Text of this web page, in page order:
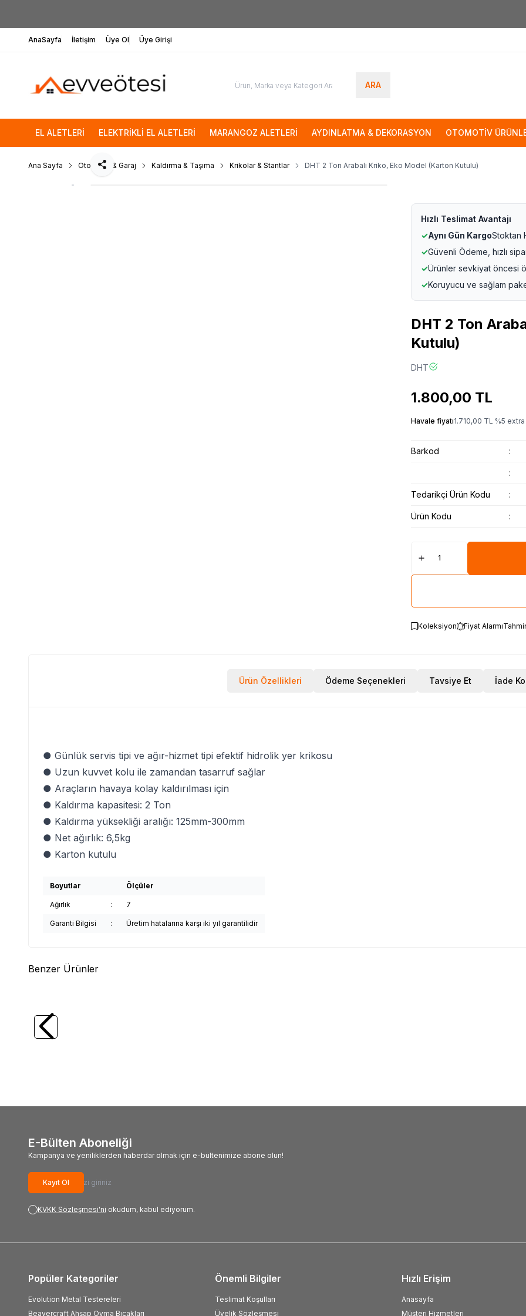
AnaSayfa İletişim Üye Ol Üye Girişi
ARA
EL ALETLERİ ELEKTRİKLİ EL ALETLERİ MARANGOZ ALETLERİ AYDINLATMA & DEKORASYON OTOMOTİV
Ana Sayfa Otomotiv & Garaj Kaldırma & Taşıma Krikolar & Stantlar DHT 2 Ton Arabalı Kriko, Eko Model (Karton Kutulu)
Paylaş
Hızlı Teslimat Avantajı
✓Aynı Gün KargoStoktan
✓Güvenli Ödeme, hızlı
✓Ürünler sevkiyat öncesi
✓Koruyucu ve sağlam
DHT 2 Ton
Kutulu)
DHT
1.800,00 TL
Havale fiyatı1.710,00 TL %5
Barkod :
:
Tedarikçi Ürün Kodu :
Ürün Kodu :
Koleksiyon Fiyat Alarmı
Ürün Özellikleri Ödeme Seçenekleri Tavsiye Et İade
● Günlük servis tipi ve ağır-hizmet tipi efektif hidrolik yer krikosu
● Uzun kuvvet kolu ile zamandan tasarruf sağlar
● Araçların havaya kolay kaldırılması için
● Kaldırma kapasitesi: 2 Ton
● Kaldırma yüksekliği aralığı: 125mm-300mm
● Net ağırlık: 6,5kg
● Karton kutulu
Boyutlar Ölçüler
Ağırlık : 7
Garanti Bilgisi : Üretim hatalarına karşı iki yıl garantilidir
Benzer Ürünler
TROY
Seti, 5 Parça
E-Bülten Aboneliği
Kampanya ve yeniliklerden haberdar olmak için e-bültenimize abone olun!
Kayıt Ol
KVKK Sözleşmesi'ni okudum, kabul ediyorum.
Popüler Kategoriler
Evolution Metal Testereleri
Beavercraft Ahşap Oyma Bıçakları
Önemli Bilgiler
Teslimat Koşulları
Üyelik Sözleşmesi
Hızlı Erişim
Anasayfa
Müşteri Hizmetleri